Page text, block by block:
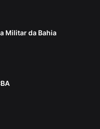
Militar da Bahia